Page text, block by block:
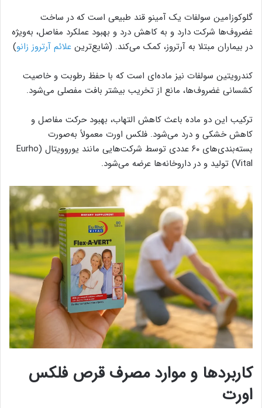
گلوکوزامین سولفات یک آمینو قند طبیعی است که در ساخت
غضروف‌ها شرکت دارد و به کاهش درد و بهبود عملکرد مفاصل، به‌ویژه
در بیماران مبتلا به آرتروز، کمک می‌کند. (شایع‌ترین علائم آرتروز زانو)
کندرویتین سولفات نیز ماده‌ای است که با حفظ رطوبت و خاصیت
کشسانی غضروف‌ها، مانع از تخریب بیشتر بافت مفصلی می‌شود.
ترکیب این دو ماده باعث کاهش التهاب، بهبود حرکت مفاصل و
کاهش خشکی و درد می‌شود. فلکس اورت معمولاً به‌صورت
بسته‌بندی‌های ۶۰ عددی توسط شرکت‌هایی مانند یوروویتال (Eurho
Vital) تولید و در داروخانه‌ها عرضه می‌شود.
کاربردها و موارد مصرف قرص فلکس
اورت